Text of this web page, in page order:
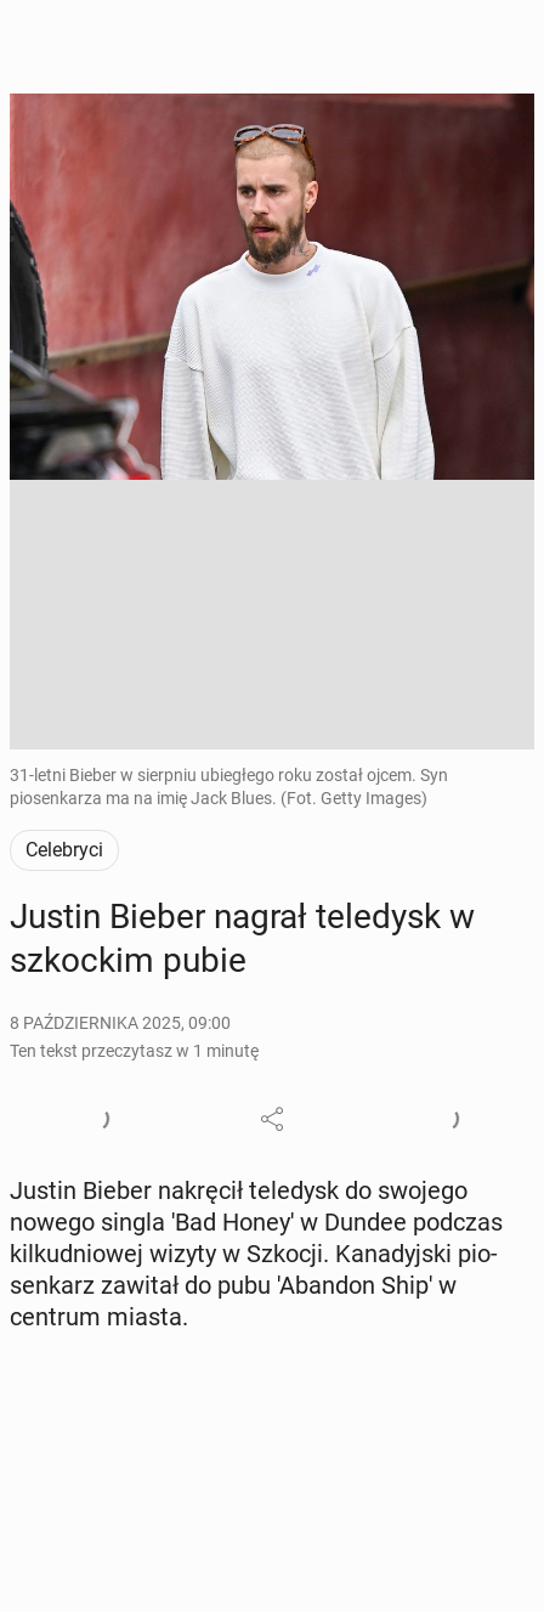
31-letni Bieber w sierpniu ubiegłego roku został ojcem. Syn
piosenkarza ma na imię Jack Blues. (Fot. Getty Images)
Celebryci
Justin Bieber nagrał te­le­dysk w
szkoc­kim pubie
8 PAŹDZIERNIKA 2025, 09:00
Ten tekst przeczytasz w 1 minutę
Justin Bieber na­krę­cił te­le­dysk do swojego
nowego singla 'Bad Honey' w Dundee podczas
kil­ku­dnio­wej wizyty w Szkocji. Ka­na­dyj­ski pio­
sen­karz zawitał do pubu 'A­ban­don Ship' w
centrum miasta.